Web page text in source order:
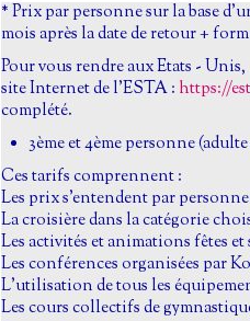
* Prix par personne sur la base
mois après la date de retour +
Pour vous rendre aux Etats -
site Internet de l'ESTA : https://
complété.
3ème et 4ème personne
Ces tarifs comprennent :
Les prix s'entendent par
La croisière dans la catégorie
Les activités et animations fêtes
Les conférences organisées par
L'utilisation de tous les
Les cours collectifs de